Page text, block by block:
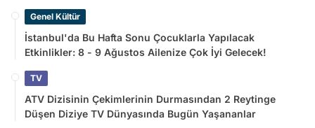
Genel Kültür
İstanbul'da Bu Hafta Sonu Çocuklarla Yapılacak
Etkinlikler: 8 - 9 Ağustos Ailenize Çok İyi Gelecek!
TV
ATV Dizisinin Çekimlerinin Durmasından 2 Reytinge
Düşen Diziye TV Dünyasında Bugün Yaşananlar